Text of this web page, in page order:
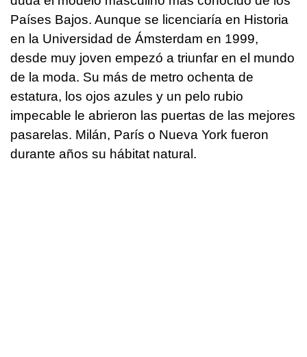
Países Bajos. Aunque se licenciaría en Historia
en la Universidad de Ámsterdam en 1999,
desde muy joven empezó a triunfar en el mundo
de la moda. Su más de metro ochenta de
estatura, los ojos azules y un pelo rubio
impecable le abrieron las puertas de las mejores
pasarelas. Milán, París o Nueva York fueron
durante años su hábitat natural.